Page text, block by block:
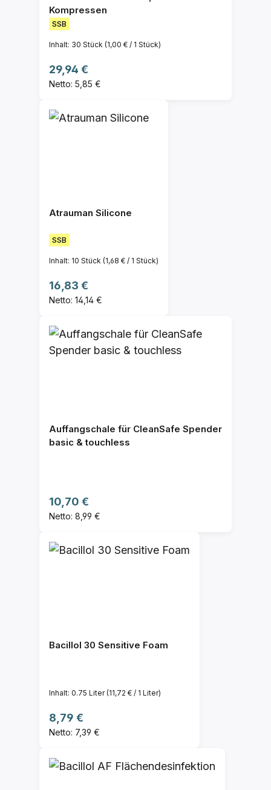
Kompressen
SSB
Inhalt: 30 Stück (1,00 € / 1 Stück)
Regulärer Preis:
29,94 €
Netto: 5,85 €
Atrauman Silicone
SSB
Inhalt: 10 Stück (1,68 € / 1 Stück)
Regulärer Preis:
16,83 €
Netto: 14,14 €
Auffangschale für CleanSafe Spender
basic & touchless
Regulärer Preis:
10,70 €
Netto: 8,99 €
Bacillol 30 Sensitive Foam
Inhalt: 0.75 Liter(11,72 € / 1 Liter)
Regulärer Preis:
8,79 €
Netto: 7,39 €